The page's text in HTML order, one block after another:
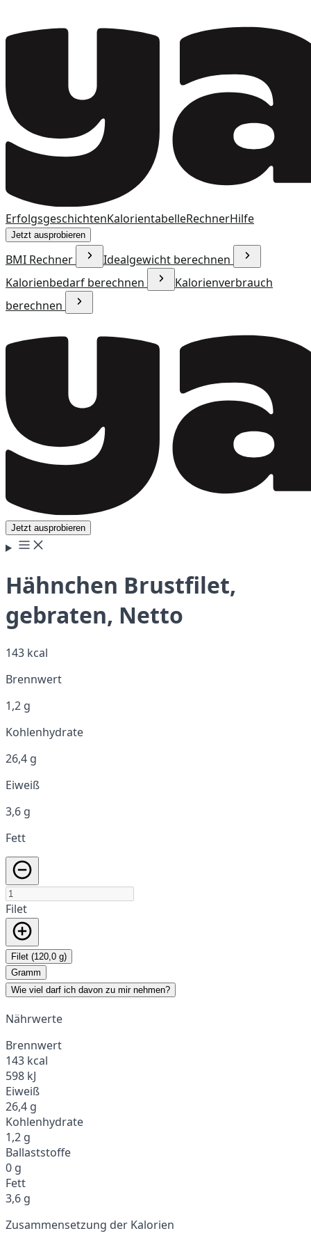
ErfolgsgeschichtenKalorientabelleRechnerHilfe
Jetzt ausprobieren
BMI Rechner
Idealgewicht berechnen
Kalorienbedarf berechnen
Kalorienverbrauch
berechnen
Jetzt ausprobieren
Hähnchen Brustfilet,
gebraten, Netto
143 kcal
Brennwert
1,2 g
Kohlenhydrate
26,4 g
Eiweiß
3,6 g
Fett
Filet
Filet (120,0 g)
Gramm
Wie viel darf ich davon zu mir nehmen?
Nährwerte
Brennwert
143 kcal
598 kJ
Eiweiß
26,4 g
Kohlenhydrate
1,2 g
Ballaststoffe
0 g
Fett
3,6 g
Zusammensetzung der Kalorien